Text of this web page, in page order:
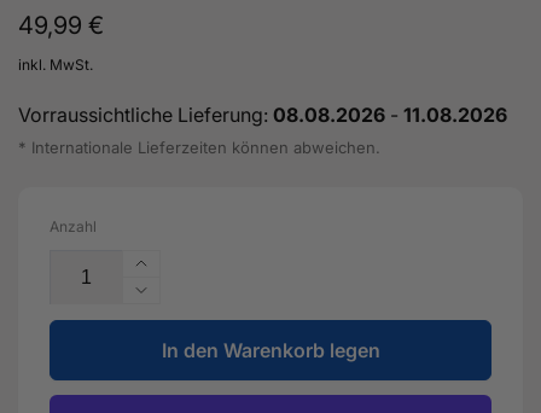
Normaler
Preis
49,99 €
inkl. MwSt.
Vorraussichtliche Lieferung: 08.08.2026 - 11.08.2026
* Internationale Lieferzeiten können abweichen.
Anzahl
Erhöhe
die
Menge
für
Gelenkschutzhülle
mit
Verringere
die
Menge
für
Gelenkschutzhülle
In den Warenkorb legen